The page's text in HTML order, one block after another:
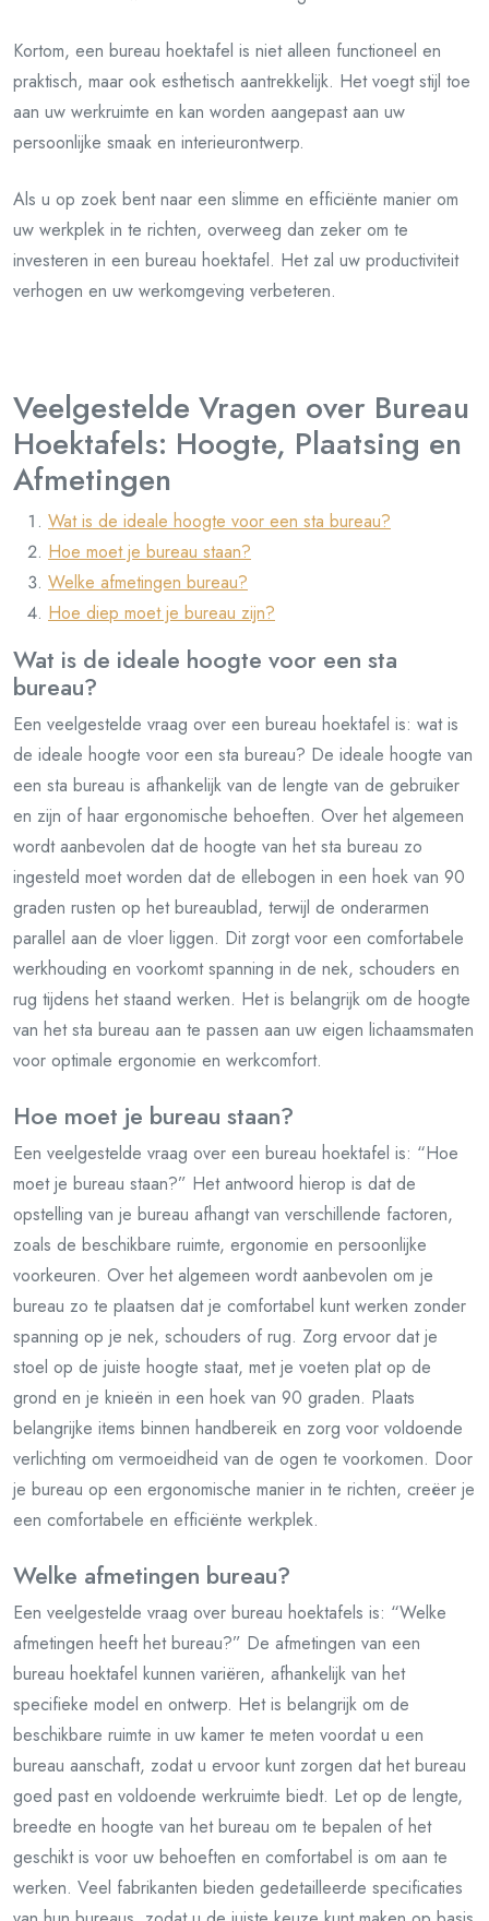
Kortom, een bureau hoektafel is niet alleen functioneel en
praktisch, maar ook esthetisch aantrekkelijk. Het voegt stijl toe
aan uw werkruimte en kan worden aangepast aan uw
persoonlijke smaak en interieurontwerp.
Als u op zoek bent naar een slimme en efficiënte manier om
uw werkplek in te richten, overweeg dan zeker om te
investeren in een bureau hoektafel. Het zal uw productiviteit
verhogen en uw werkomgeving verbeteren.
Veelgestelde Vragen over Bureau
Hoektafels: Hoogte, Plaatsing en
Afmetingen
Wat is de ideale hoogte voor een sta bureau?
Hoe moet je bureau staan?
Welke afmetingen bureau?
Hoe diep moet je bureau zijn?
Wat is de ideale hoogte voor een sta
bureau?
Een veelgestelde vraag over een bureau hoektafel is: wat is
de ideale hoogte voor een sta bureau? De ideale hoogte van
een sta bureau is afhankelijk van de lengte van de gebruiker
en zijn of haar ergonomische behoeften. Over het algemeen
wordt aanbevolen dat de hoogte van het sta bureau zo
ingesteld moet worden dat de ellebogen in een hoek van 90
graden rusten op het bureaublad, terwijl de onderarmen
parallel aan de vloer liggen. Dit zorgt voor een comfortabele
werkhouding en voorkomt spanning in de nek, schouders en
rug tijdens het staand werken. Het is belangrijk om de hoogte
van het sta bureau aan te passen aan uw eigen lichaamsmaten
voor optimale ergonomie en werkcomfort.
Hoe moet je bureau staan?
Een veelgestelde vraag over een bureau hoektafel is: “Hoe
moet je bureau staan?” Het antwoord hierop is dat de
opstelling van je bureau afhangt van verschillende factoren,
zoals de beschikbare ruimte, ergonomie en persoonlijke
voorkeuren. Over het algemeen wordt aanbevolen om je
bureau zo te plaatsen dat je comfortabel kunt werken zonder
spanning op je nek, schouders of rug. Zorg ervoor dat je
stoel op de juiste hoogte staat, met je voeten plat op de
grond en je knieën in een hoek van 90 graden. Plaats
belangrijke items binnen handbereik en zorg voor voldoende
verlichting om vermoeidheid van de ogen te voorkomen. Door
je bureau op een ergonomische manier in te richten, creëer je
een comfortabele en efficiënte werkplek.
Welke afmetingen bureau?
Een veelgestelde vraag over bureau hoektafels is: “Welke
afmetingen heeft het bureau?” De afmetingen van een
bureau hoektafel kunnen variëren, afhankelijk van het
specifieke model en ontwerp. Het is belangrijk om de
beschikbare ruimte in uw kamer te meten voordat u een
bureau aanschaft, zodat u ervoor kunt zorgen dat het bureau
goed past en voldoende werkruimte biedt. Let op de lengte,
breedte en hoogte van het bureau om te bepalen of het
geschikt is voor uw behoeften en comfortabel is om aan te
werken. Veel fabrikanten bieden gedetailleerde specificaties